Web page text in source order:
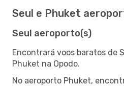
Seul e Phuket
Seul aeroporto(s)
Encontrará voos baratos de
Phuket na Opodo.
No aeroporto Phuket,